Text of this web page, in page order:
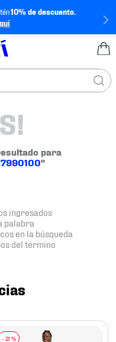
10% de descuento.
para
"
ingresados
palabra
en la búsqueda
del término
- 21 %